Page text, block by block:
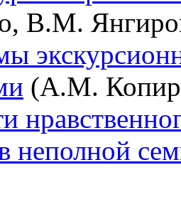
В.М.
(А.М.
неполной